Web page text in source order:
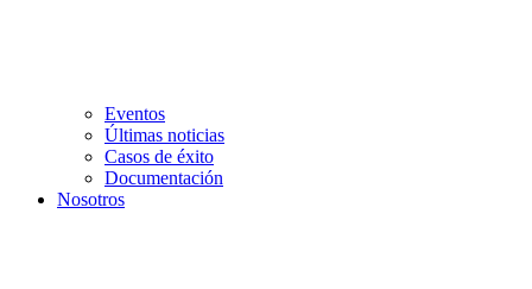
Eventos
Últimas noticias
Casos de éxito
Documentación
Nosotros